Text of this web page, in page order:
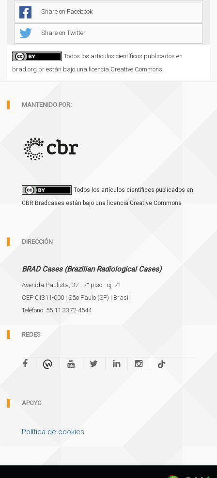
Share on Facebook
Share on Twitter
Todos los artículos científicos publicados en
brad.org.br están bajo una licencia Creative Commons.
MANTENIDO POR:
Todos los artículos científicos publicados en
CBR Bradcases están bajo una licencia Creative Commons
DIRECCIÓN
BRAD Cases (Brazilian Radiological Cases)
Avenida Paulista, 37 - 7° piso - cj. 71
CEP 01311-000 | São Paulo (SP) | Brasil
Teléfono: 55 11 3372-4544
REDES
APOYO
Política de cookies